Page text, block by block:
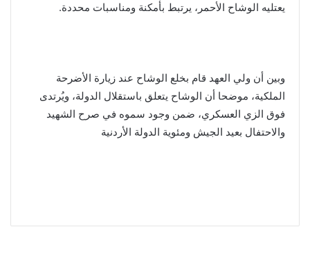
يعتليه الوشاح الأحمر، يرتبط بأمكنة ومناسبات محددة.
وبين أن ولي العهد قام بخلع الوشاح عند زيارة الأضرحة
الملكية، موضحا أن الوشاح يتعلق باستقلال الدولة، ويُرتدى
فوق الزي العسكري، ضمن وجود سموه في صرح الشهيد
والاحتفال بعيد الجيش ومئوية الدولة الأردنية